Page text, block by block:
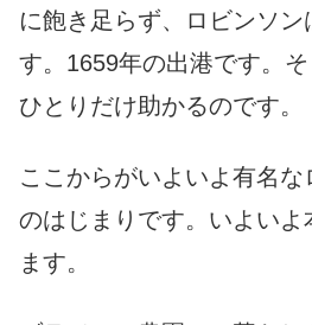
に飽き足らず、ロビンソン
す。1659年の出港です。
ひとりだけ助かるのです。
ここからがいよいよ有名
のはじまりです。いよいよ
ます。